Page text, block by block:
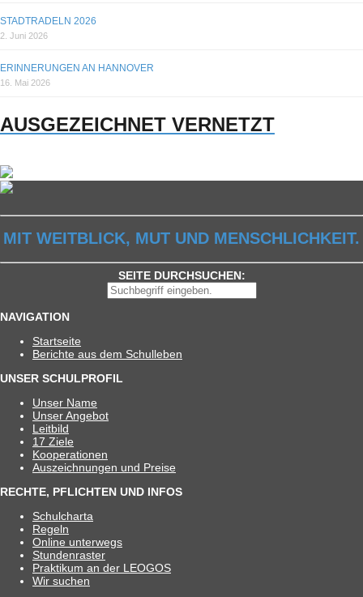
STADT­RA­DELN 2026
2. Juni 2026
ERIN­NE­RUN­GEN AN HANNOVER
16. Mai 2026
AUSGEZEICHNET VERNETZT
MIT WEITBLICK, MUT UND MENSCHLICHKEIT.
SEITE DURCHSUCHEN:
NAVIGATION
Start­seite
Berichte aus dem Schulleben
UNSER SCHULPROFIL
Unser Name
Unser Ange­bot
Leit­bild
17 Ziele
Koope­ra­tio­nen
Aus­zeich­nun­gen und Preise
RECHTE, PFLICHTEN UND INFOS
Schul­charta
Regeln
Online unter­wegs
Stun­den­ras­ter
Prak­ti­kum an der LEOGOS
Wir suchen